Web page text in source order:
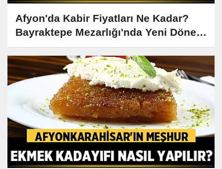
Afyon'da Kabir Fiyatları Ne Kadar?
Bayraktepe Mezarlığı'nda Yeni Dönem
Başladı